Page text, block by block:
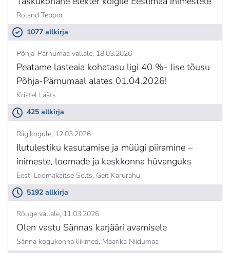
Roland Teppor
1077 allkirja
Põhja-Pärnumaa vallale 18.03.2026
Peatame lasteaia kohatasu ligi 40 %- lise tõusu
Põhja-Pärnumaal alates 01.04.2026!
Kristel Lääts
425 allkirja
Riigikogule 12.03.2026
Ilutulestiku kasutamise ja müügi piiramine –
inimeste, loomade ja keskkonna hüvanguks
Eesti Loomakaitse Selts, Geit Karurahu
5192 allkirja
Rõuge vallale 11.03.2026
Olen vastu Sännas karjääri avamisele
Sänna kogukonna liikmed, Maarika Niidumaa